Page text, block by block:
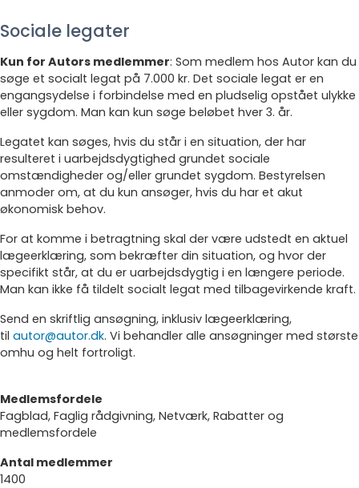
Sociale legater
Kun for Autors medlemmer: Som medlem hos Autor kan du
søge et socialt legat på 7.000 kr. Det sociale legat er en
engangsydelse i forbindelse med en pludselig opstået ulykke
eller sygdom. Man kan kun søge beløbet hver 3. år.
Legatet kan søges, hvis du står i en situation, der har
resulteret i uarbejdsdygtighed grundet sociale
omstændigheder og/eller grundet sygdom. Bestyrelsen
anmoder om, at du kun ansøger, hvis du har et akut
økonomisk behov.
For at komme i betragtning skal der være udstedt en aktuel
lægeerklæring, som bekræfter din situation, og hvor der
specifikt står, at du er uarbejdsdygtig i en længere periode.
Man kan ikke få tildelt socialt legat med tilbagevirkende kraft.
Send en skriftlig ansøgning, inklusiv lægeerklæring,
til autor@autor.dk. Vi behandler alle ansøgninger med største
omhu og helt fortroligt.
Medlemsfordele
Fagblad, Faglig rådgivning, Netværk, Rabatter og
medlemsfordele
Antal medlemmer
1400